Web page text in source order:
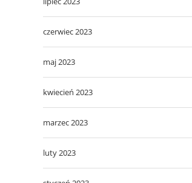
czerwiec 2023
maj 2023
kwiecień 2023
marzec 2023
luty 2023